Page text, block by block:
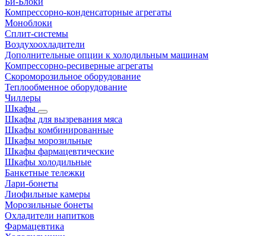
Компрессорно-конденсаторные агрегаты
Моноблоки
Сплит-системы
Воздухоохладители
Дополнительные опции к холодильным машинам
Компрессорно-ресиверные агрегаты
Скороморозильное оборудование
Теплообменное оборудование
Чиллеры
Шкафы
Шкафы для вызревания мяса
Шкафы комбинированные
Шкафы морозильные
Шкафы фармацевтические
Шкафы холодильные
Банкетные тележки
Лари-бонеты
Лиофильные камеры
Морозильные бонеты
Охладители напитков
Фармацевтика